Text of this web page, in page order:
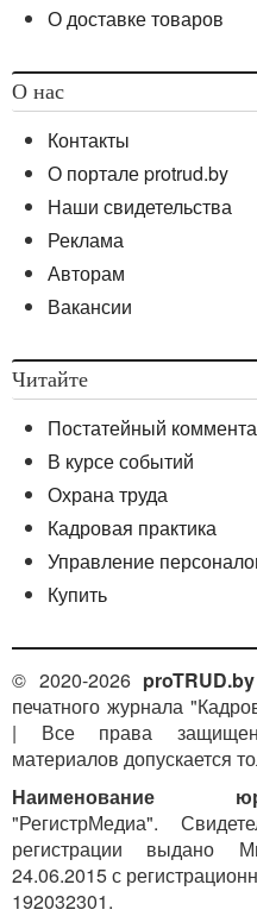
О доставке товаров
О нас
Контакты
О портале protrud.by
Наши свидетельства
Реклама
Авторам
Вакансии
Читайте
Постатейный
В курсе событий
Охрана труда
Кадровая практика
Управление
Купить
© 2020-2026 proTRUD.by
печатного журнала
| Все права
материалов допускается
"РегистрМедиа".
регистрации выдано
24.06.2015 с
192032301.